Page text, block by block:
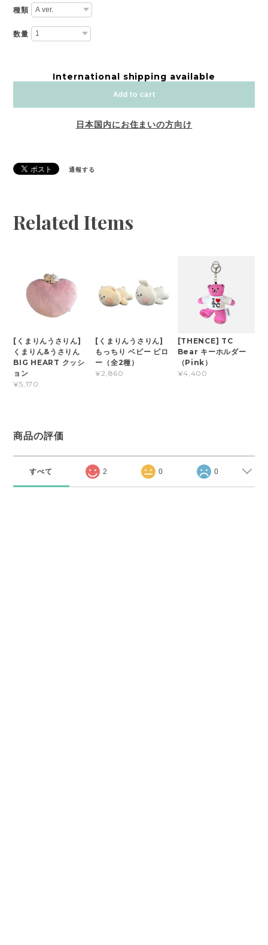
種類
数量
International shipping available
Add to cart
日本国内にお住まいの方向け
通報する
Related Items
[くまりんうさりん]
くまりん&うさりん
BIG HEART クッシ
ョン
¥5,170
[くまりんうさりん]
もっちり ベビー ピロ
ー（全2種）
¥2,860
[THENCE] TC
Bear キーホルダー
（Pink）
¥4,400
商品の評価
すべて 2 0 0